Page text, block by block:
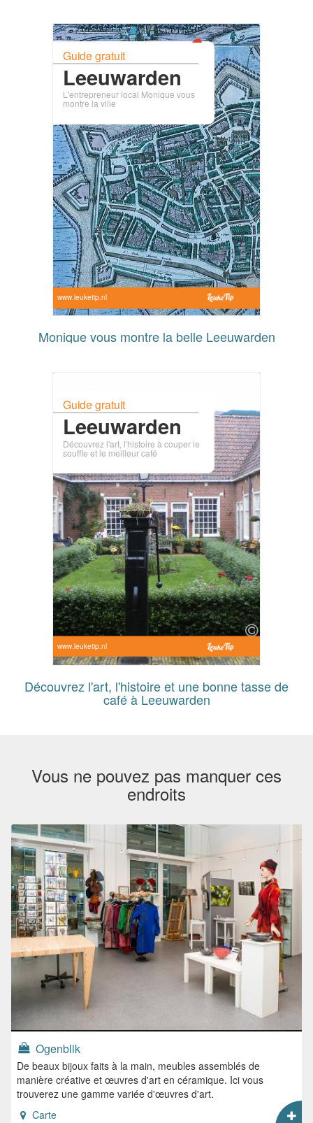
Guide gratuit
Leeuwarden
L'entrepreneur local Monique vous
montre la ville
www.leuketip.nl
Monique vous montre la belle Leeuwarden
Guide gratuit
Leeuwarden
Découvrez l'art, l'histoire à couper le
souffle et le meilleur café
www.leuketip.nl
Découvrez l'art, l'histoire et une bonne tasse de
café à Leeuwarden
Vous ne pouvez pas manquer ces
endroits
Ogenblik
De beaux bijoux faits à la main, meubles assemblés de
manière créative et œuvres d'art en céramique. Ici vous
trouverez une gamme variée d'œuvres d'art.
Carte